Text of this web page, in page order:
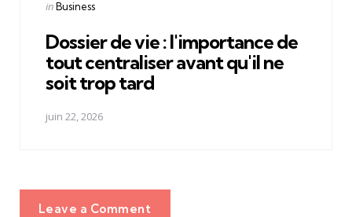
Posted
inBusiness
Dossier de vie : l'importance de
tout centraliser avant qu'il ne
soit trop tard
juin 22, 2026
Leave a Comment